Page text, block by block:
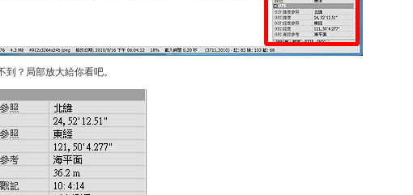
？局部放大給你看吧。